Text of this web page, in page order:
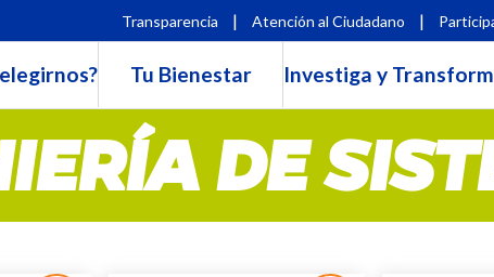
Transparencia | Atención al Ciudadano |
Tu Bienestar Investiga y
DE